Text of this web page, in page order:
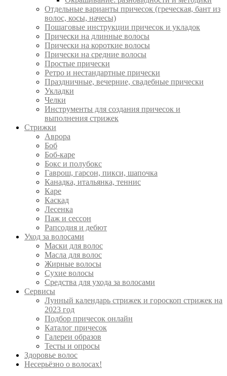
Отдельные варианты причесок (греческая, бант из
волос, косы, начесы)
Пошаговые инструкции причесок и укладок
Прически на длинные волосы
Прически на короткие волосы
Прически на средние волосы
Простые прически
Ретро и нестандартные прически
Праздничные, вечерние, свадебные прически
Укладки
Челки
Инструменты для создания причесок и
выполнения стрижек
Стрижки
Аврора
Боб
Боб-каре
Бокс и полубокс
Гаврош, гарсон, пикси, шапочка
Канадка, итальянка, теннис
Каре
Каскад
Лесенка
Паж и сессон
Рапсодия и дебют
Уход за волосами
Маски для волос
Масла для волос
Жирные волосы
Сухие волосы
Средства для ухода за волосами
Сервисы
Лунный календарь стрижек и гороскоп стрижек на
2023 год
Подбор причесок онлайн
Каталог причесок
Галереи образов
Тесты и опросы
Здоровье волос
Несерьёзно о волосах!